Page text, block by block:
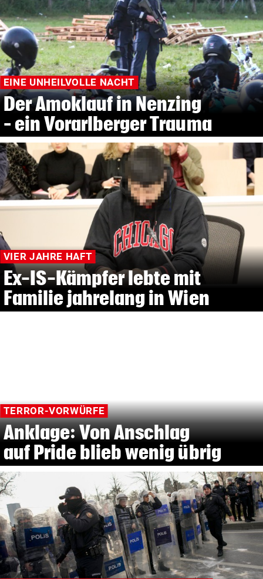
EINE UNHEILVOLLE NACHT
Der Amoklauf in Nenzing
– ein Vorarlberger Trauma
VIER JAHRE HAFT
Ex-IS-Kämpfer lebte mit
Familie jahrelang in Wien
TERROR-VORWÜRFE
Anklage: Von Anschlag
auf Pride blieb wenig übrig